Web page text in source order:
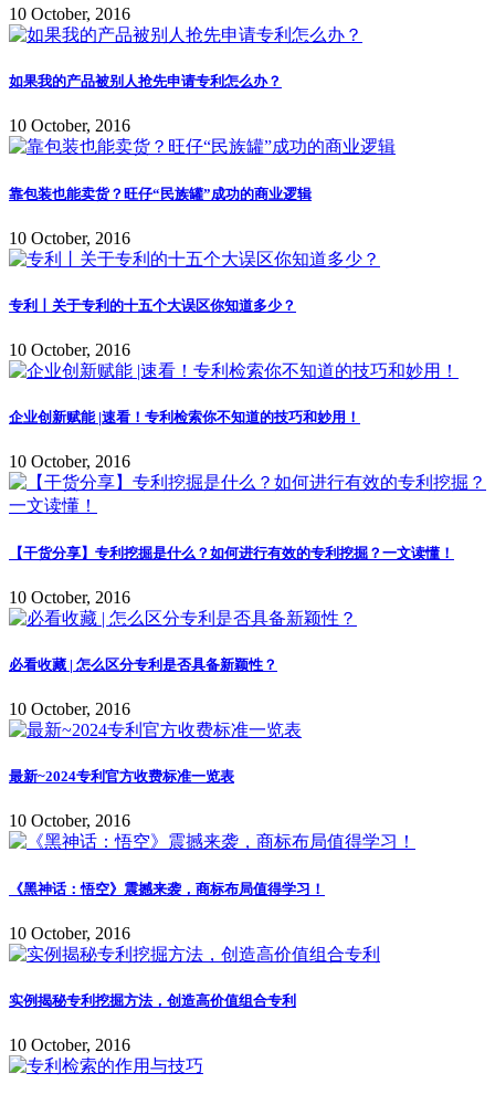
10 October, 2016
如果我的产品被别人抢先申请专利怎么办？
10 October, 2016
靠包装也能卖货？旺仔“民族罐”成功的商业逻辑
10 October, 2016
专利丨关于专利的十五个大误区你知道多少？
10 October, 2016
企业创新赋能 |速看！专利检索你不知道的技巧和妙用！
10 October, 2016
【干货分享】专利挖掘是什么？如何进行有效的专利挖掘？一文读懂！
10 October, 2016
必看收藏 | 怎么区分专利是否具备新颖性？
10 October, 2016
最新~2024专利官方收费标准一览表
10 October, 2016
《黑神话：悟空》震撼来袭，商标布局值得学习！
10 October, 2016
实例揭秘专利挖掘方法，创造高价值组合专利
10 October, 2016